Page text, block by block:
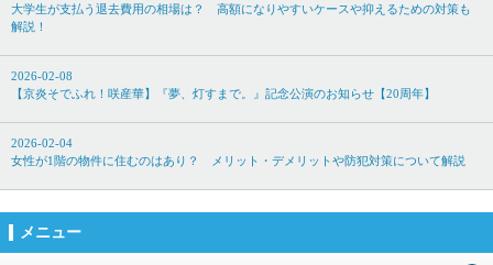
大学生が支払う退去費用の相場は？ 高額になりやすいケースや抑えるための対策も
解説！
2026-02-08
【京炎そでふれ！咲産華】『夢、灯すまで。』記念公演のお知らせ【20周年】
2026-02-04
女性が1階の物件に住むのはあり？ メリット・デメリットや防犯対策について解説
メニュー